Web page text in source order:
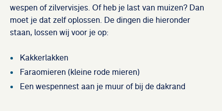
wespen of zilvervisjes. Of heb je last van muizen? Dan
moet je dat zelf oplossen. De dingen die hieronder
staan, lossen wij voor je op:
Kakkerlakken
Faraomieren (kleine rode mieren)
Een wespennest aan je muur of bij de dakrand